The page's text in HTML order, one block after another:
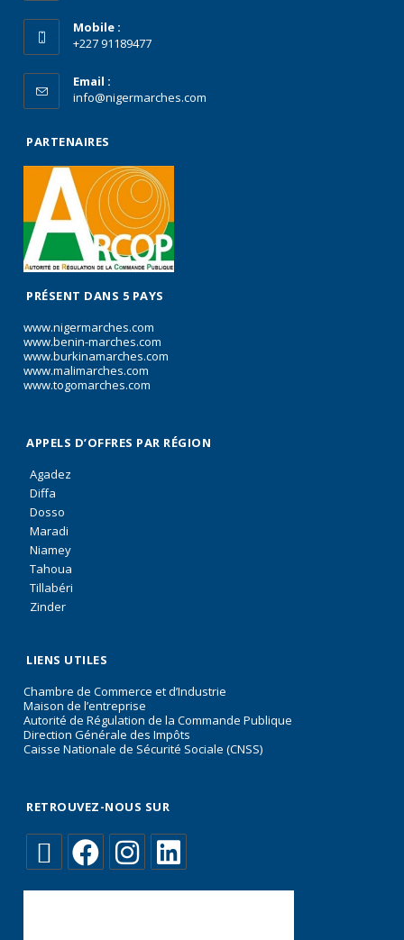
Mobile :
+227 91189477
Email :
info@nigermarches.com
PARTENAIRES
PRÉSENT DANS 5 PAYS
www.nigermarches.com
www.benin-marches.com
www.burkinamarches.com
www.malimarches.com
www.togomarches.com
APPELS D’OFFRES PAR RÉGION
Agadez
Diffa
Dosso
Maradi
Niamey
Tahoua
Tillabéri
Zinder
LIENS UTILES
Chambre de Commerce et d’Industrie
Maison de l’entreprise
Autorité de Régulation de la Commande Publique
Direction Générale des Impôts
Caisse Nationale de Sécurité Sociale (CNSS)
RETROUVEZ-NOUS SUR